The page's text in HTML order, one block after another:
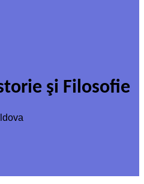
şi Filosofie